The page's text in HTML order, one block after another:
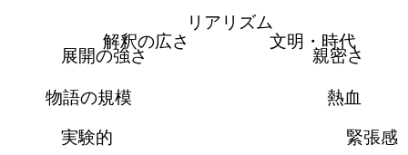
リアリズム
文明・時代
親密さ
熱血
緊張感
実験的
物語の規模
展開の強さ
解釈の広さ